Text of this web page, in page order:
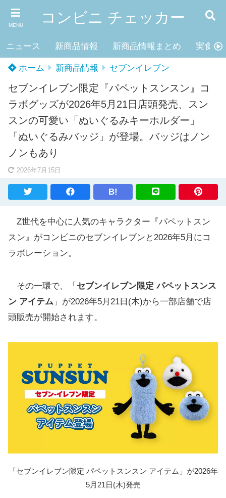
MENU コンビニ チェッカー
ニュース 新商品情報 新商品情報まとめ 実食レ
ホーム 新商品情報 セブンイレブン
セブンイレブン限定『パペットスンスン』コ
ラボグッズが2026年5月21日店頭発売、スン
スンの可愛い「ぬいぐるみキーホルダー」
「ぬいぐるみバッジ」が登場。バッジはノン
ノンもあり
2026年7月15日
B!
Z世代を中心に人気のキャラクター『パペットスン
スン』がコンビニのセブンイレブンと2026年5月にコ
ラボレーション。
その一環で、「 セブンイレブン限定 パペットスンス
ン アイテム 」が2026年5月21日(木)から一部店舗で店
頭販売が開始されます。
「セブンイレブン限定 パペットスンスン アイテム」が2026年
5月21日(木)発売